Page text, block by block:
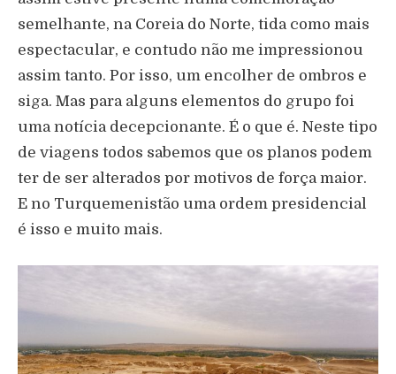
semelhante, na Coreia do Norte, tida como mais
espectacular, e contudo não me impressionou
assim tanto. Por isso, um encolher de ombros e
siga. Mas para alguns elementos do grupo foi
uma notícia decepcionante. É o que é. Neste tipo
de viagens todos sabemos que os planos podem
ter de ser alterados por motivos de força maior.
E no Turquemenistão uma ordem presidencial
é isso e muito mais.